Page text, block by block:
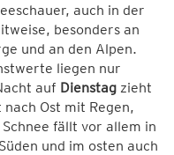
auch in der
besonders an
und an den Alpen.
liegen nur
auf Dienstag zieht
Ost mit Regen,
fällt vor allem in
und im osten auch